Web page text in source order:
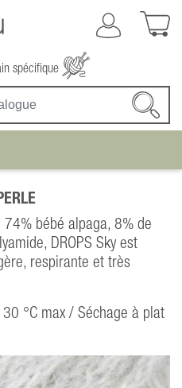
spécifique
bébé alpaga, 8% de
DROPS Sky est
respirante et très
°C max / Séchage à plat